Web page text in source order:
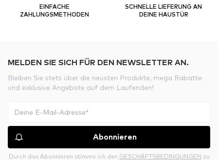
EINFACHE
ZAHLUNGSMETHODEN
SCHNELLE LIEFERUNG AN
DEINE HAUSTÜR
MELDEN SIE SICH FÜR DEN NEWSLETTER AN.
Bleiben Sie stets über die neusten Produkte, mega Rabatte
und exklusive Angebote auf dem Laufenden!
Abonnieren
Durch das Abonnieren stimme ich den GESCHÄFTSBEDINGUNGEN zu